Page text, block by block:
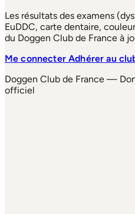
Les résultats des examens
EuDDC, carte dentaire,
du Doggen Club de France à
Me connecterAdhérer au
Doggen Club de France —
officiel